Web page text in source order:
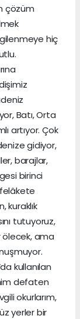
çözüm
hiç
Batı, Orta
artıyor. Çok
gidiyor,
barajlar,
birinci
kuraklık
tutuyoruz,
ölecek, ama
kullanılan
defaten
okurlarım,
yerler bir